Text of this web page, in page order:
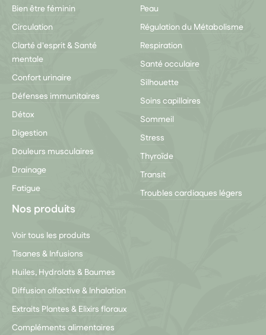
Bien être féminin
Circulation
Clarté d'esprit & Santé
mentale
Confort urinaire
Défenses immunitaires
Détox
Digestion
Douleurs musculaires
Drainage
Fatigue
Peau
Régulation du Métabolisme
Respiration
Santé occulaire
Silhouette
Soins capillaires
Sommeil
Stress
Thyroïde
Transit
Troubles cardiaques légers
Nos produits
Voir tous les produits
Tisanes & Infusions
Huiles, Hydrolats & Baumes
Diffusion olfactive & Inhalation
Extraits Plantes & Elixirs floraux
Compléments alimentaires